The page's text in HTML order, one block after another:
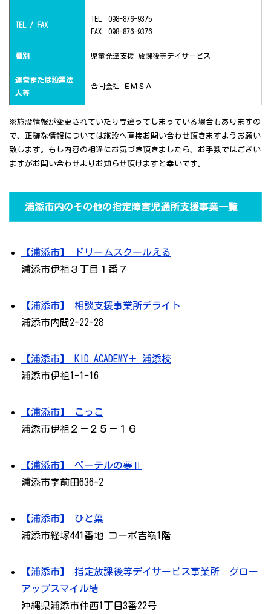
TEL / FAX
TEL: 098-876-9375
FAX: 098-876-9376
種別 児童発達支援 放課後等デイサービス
運営または設置法
人等
合同会社 ＥＭＳＡ
※施設情報が変更されていたり間違ってしまっている場合もありますの
で、正確な情報については施設へ直接お問い合わせ頂きますようお願い
致します。もし内容の相違にお気づき頂きましたら、お手数ではござい
ますがお問い合わせよりお知らせ頂けますと幸いです。
浦添市内のその他の指定障害児通所支援事業一覧
【浦添市】 ドリームスクールえる
浦添市伊祖３丁目１番７
【浦添市】 相談支援事業所デライト
浦添市内間2-22-28
【浦添市】 KID ACADEMY＋ 浦添校
浦添市伊祖1-1-16
【浦添市】 こっこ
浦添市伊祖２－２５－１６
【浦添市】 ベーテルの夢Ⅱ
浦添市字前田636-2
【浦添市】 ひと葉
浦添市経塚441番地 コーポ吉嶺1階
【浦添市】 指定放課後等デイサービス事業所 グロー
アップスマイル結
沖縄県浦添市仲西1丁目3番22号